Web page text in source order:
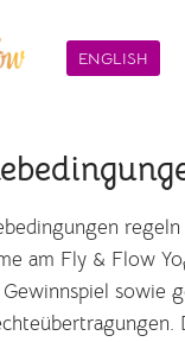
ENGLISH
am Fly & Flow
sowie